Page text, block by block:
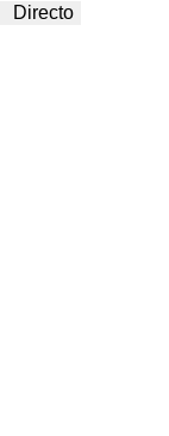
Directo